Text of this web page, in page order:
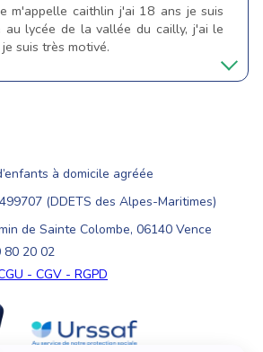
m'appelle caithlin j'ai 18 ans je suis
au lycée de la vallée du cailly, j'ai le
suis très motivé.
à domicile agréée
(DDETS des Alpes-Maritimes)
de Sainte Colombe, 06140 Vence
80 20 02
- CGV - RGPD